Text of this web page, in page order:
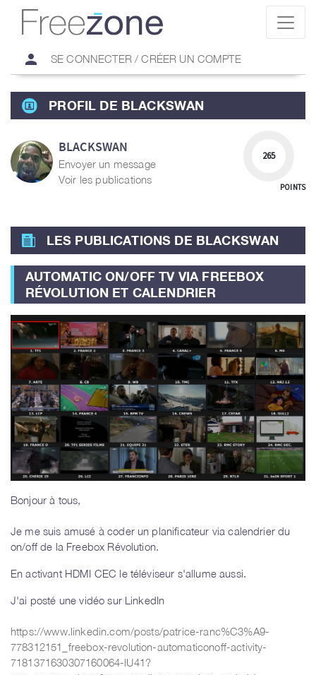
person SE CONNECTER / CRÉER UN COMPTE
PROFIL DE BLACKSWAN
BLACKSWAN
Envoyer un message
Voir les publications
265
POINTS
LES PUBLICATIONS DE BLACKSWAN
AUTOMATIC ON/OFF TV VIA FREEBOX
RÉVOLUTION ET CALENDRIER
Bonjour à tous,
Je me suis amusé à coder un planificateur via calendrier du
on/off de la Freebox Révolution.
En activant HDMI CEC le téléviseur s'allume aussi.
J'ai posté une vidéo sur LinkedIn
https://www.linkedin.com/posts/patrice-ranc%C3%A9-
778312151_freebox-revolution-automaticonoff-activity-
7181371630307160064-lU41?